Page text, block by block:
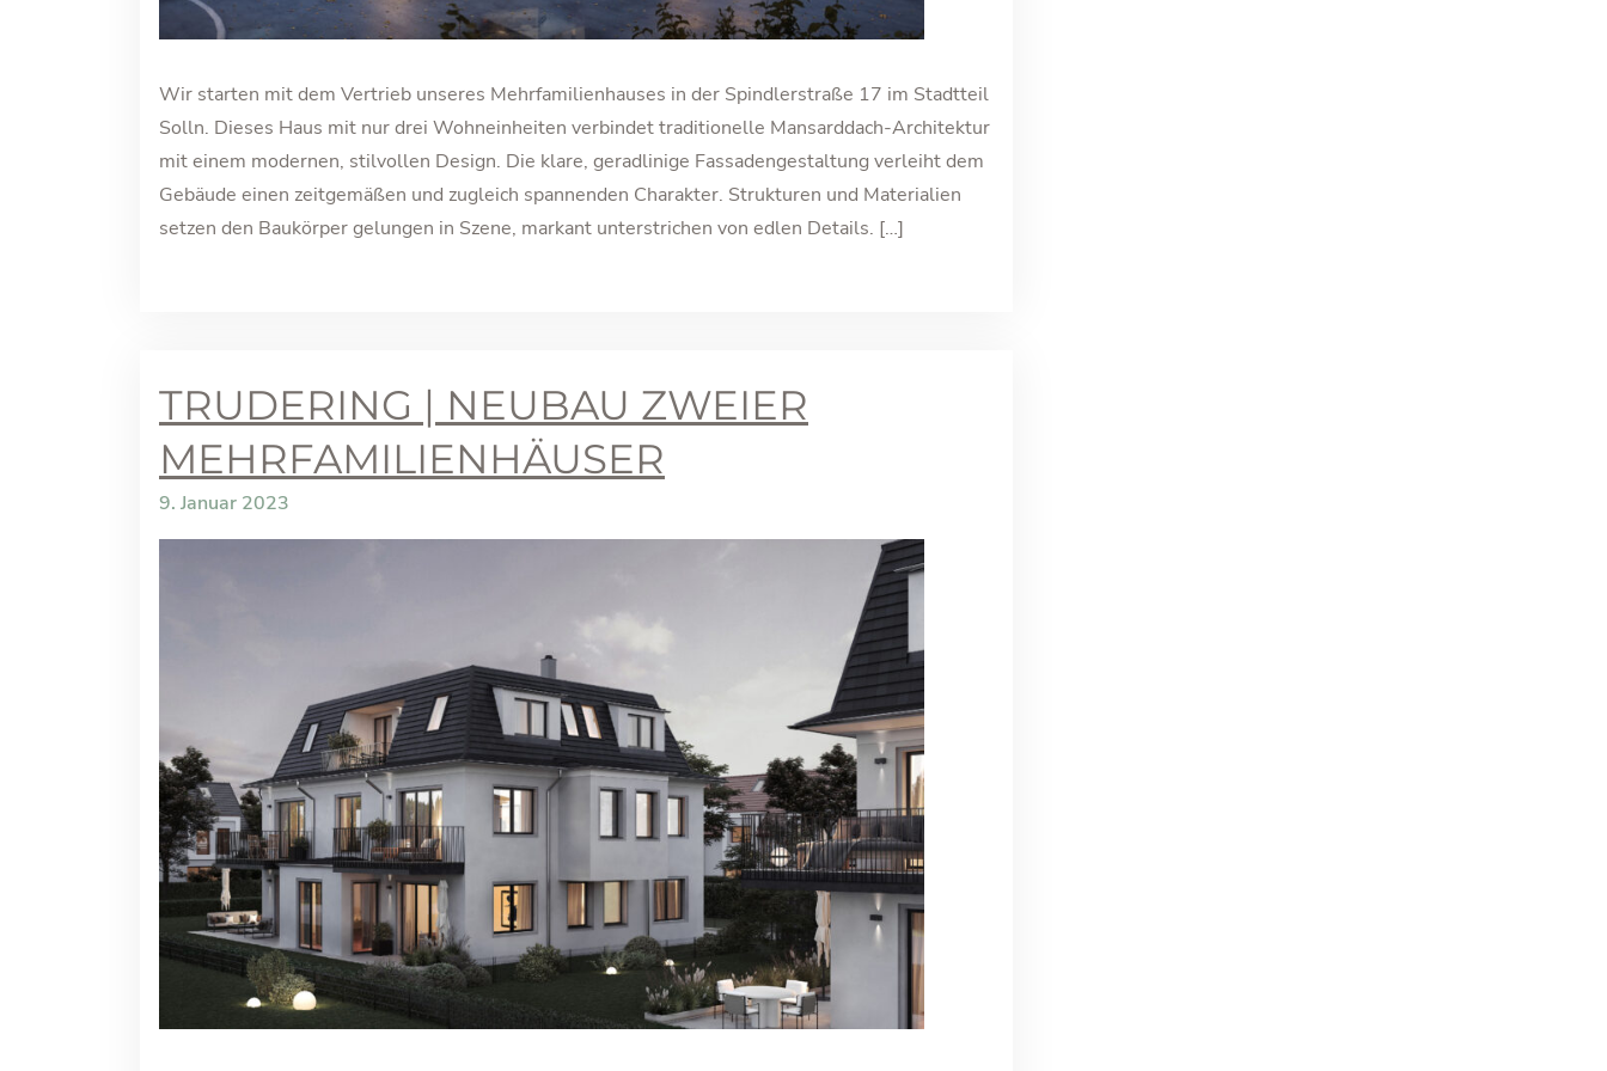
Wir starten mit dem Vertrieb unseres Mehrfamilienhauses in der Spindlerstraße 17 im Stadtteil
Solln. Dieses Haus mit nur drei Wohneinheiten verbindet traditionelle Mansarddach-Architektur
mit einem modernen, stilvollen Design. Die klare, geradlinige Fassadengestaltung verleiht dem
Gebäude einen zeitgemäßen und zugleich spannenden Charakter. Strukturen und Materialien
setzen den Baukörper gelungen in Szene, markant unterstrichen von edlen Details. […]
TRUDERING | NEUBAU ZWEIER
MEHRFAMILIENHÄUSER
9. Januar 2023